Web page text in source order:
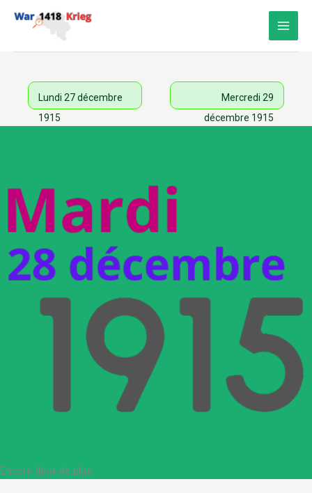
Lundi 27 décembre
1915
Mercredi 29
décembre 1915
Encore deux de plus